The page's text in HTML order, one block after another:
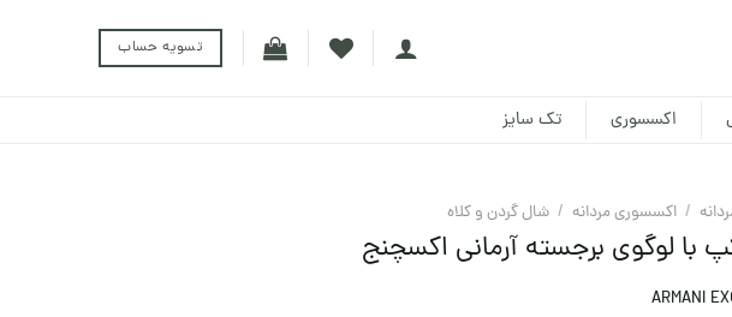
تسویه حساب
اکسسوری تک سایز
/ اکسسوری مردانه / شال گردن و کلاه
با لوگوی برجسته آرمانی اکسچنج
ARMANI